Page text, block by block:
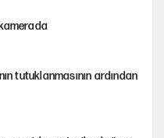
tutuklanmasının ardından